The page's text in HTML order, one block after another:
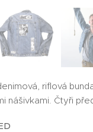
riflová
nášivkami. Čtyři